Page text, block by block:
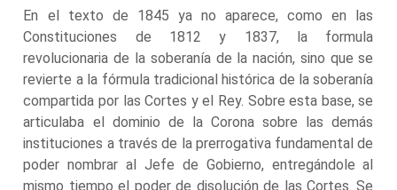
En el texto de 1845 ya no aparece, como en las
Constituciones de 1812 y 1837, la formula
revolucionaria de la soberanía de la nación, sino que se
revierte a la fórmula tradicional histórica de la soberanía
compartida por las Cortes y el Rey. Sobre esta base, se
articulaba el dominio de la Corona sobre las demás
instituciones a través de la prerrogativa fundamental de
poder nombrar al Jefe de Gobierno, entregándole al
mismo tiempo el poder de disolución de las Cortes. Se